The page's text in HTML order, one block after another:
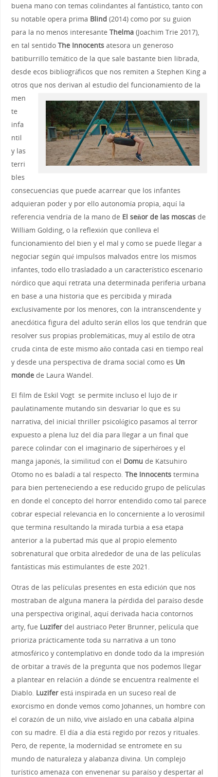
buena mano con temas colindantes al fantástico, tanto con
su notable opera prima Blind (2014) como por su guion
para la no menos interesante Thelma(Joachim Trie 2017),
en tal sentido The Innocentsatesora un generoso
batiburrillo temático de la que sale bastante bien librada,
desde ecos bibliográficos que nos remiten a Stephen King a
otros que nos derivan al estudio del funcionamiento de la
men
te
infa
ntil
y las
terri
bles
consecuencias que puede acarrear que los infantes
adquieran poder y por ello autonomía propia, aquí la
referencia vendría de la mano de El señor de las moscasde
William Golding, o la reflexión que conlleva el
funcionamiento del bien y el mal y como se puede llegar a
negociar según qué impulsos malvados entre los mismos
infantes, todo ello trasladado a un característico escenario
nórdico que aquí retrata una determinada periferia urbana
en base a una historia que es percibida y mirada
exclusivamente por los menores, con la intranscendente y
anecdótica figura del adulto serán ellos los que tendrán que
resolver sus propias problemáticas, muy al estilo de otra
cruda cinta de este mismo año contada casi en tiempo real
y desde una perspectiva de drama social como es Un
mondede Laura Wandel.
El film de Eskil Vogt se permite incluso el lujo de ir
paulatinamente mutando sin desvariar lo que es su
narrativa, del inicial thriller psicológico pasamos al terror
expuesto a plena luz del día para llegar a un final que
parece colindar con el imaginario de súperhéroes y el
manga japonés, la similitud con el Domu de Katsuhiro
Otomo no es baladí a tal respecto. The Innocentstermina
para bien perteneciendo a ese reducido grupo de películas
en donde el concepto del horror entendido como tal parece
cobrar especial relevancia en lo concerniente a lo verosímil
que termina resultando la mirada turbia a esa etapa
anterior a la pubertad más que al propio elemento
sobrenatural que orbita alrededor de una de las películas
fantásticas más estimulantes de este 2021.
Otras de las películas presentes en esta edición que nos
mostraban de alguna manera la pérdida del paraíso desde
una perspectiva original, aquí derivada hacia contornos
arty, fue Luziferdel austriaco Peter Brunner, película que
prioriza prácticamente toda su narrativa a un tono
atmosférico y contemplativo en donde todo da la impresión
de orbitar a través de la pregunta que nos podemos llegar
a plantear en relación a dónde se encuentra realmente el
Diablo. Luziferestá inspirada en un suceso real de
exorcismo en donde vemos como Johannes, un hombre con
el corazón de un niño, vive aislado en una cabaña alpina
con su madre. El día a día está regido por rezos y rituales.
Pero, de repente, la modernidad se entromete en su
mundo de naturaleza y alabanza divina. Un complejo
turístico amenaza con envenenar su paraíso y despertar al